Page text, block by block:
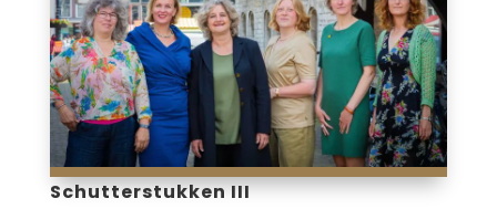
Schutterstukken III